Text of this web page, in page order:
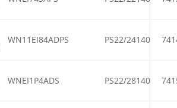
WN11EI84ADPS PS22/24140
WNEI1P4ADS PS22/28140